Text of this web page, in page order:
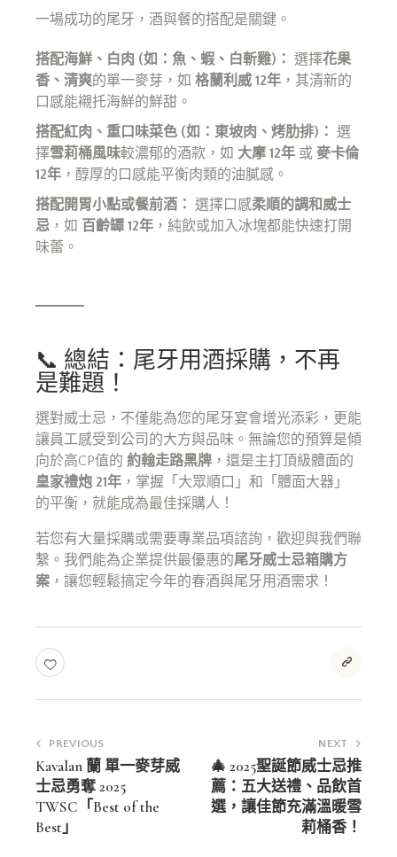
一場成功的尾牙，酒與餐的搭配是關鍵。
搭配海鮮、白肉 (如：魚、蝦、白斬雞)： 選擇花果
香、清爽的單一麥芽，如 格蘭利威 12年 ，其清新的
口感能襯托海鮮的鮮甜。
搭配紅肉、重口味菜色 (如：東坡肉、烤肋排)： 選
擇雪莉桶風味較濃郁的酒款，如 大摩 12年 或 麥卡倫
12年 ，醇厚的口感能平衡肉類的油膩感。
搭配開胃小點或餐前酒： 選擇口感柔順的調和威士
忌 ，如 百齡罈 12年 ，純飲或加入冰塊都能快速打開
味蕾。
📞 總結：尾牙用酒採購，不再
是難題！
選對威士忌，不僅能為您的尾牙宴會增光添彩，更能
讓員工感受到公司的大方與品味。無論您的預算是傾
向於高CP值的 約翰走路黑牌 ，還是主打頂級體面的
皇家禮炮 21年 ，掌握「大眾順口」和「體面大器」
的平衡，就能成為最佳採購人！
若您有大量採購或需要專業品項諮詢，歡迎與我們聯
繫。我們能為企業提供最優惠的尾牙威士忌箱購方
案 ，讓您輕鬆搞定今年的春酒與尾牙用酒需求！
文
章
導
覽
PREVIOUS
Kavalan 蘭 單一麥芽威
士忌勇奪 2025
TWSC「Best of the
Best」
NEXT
🎄 2025聖誕節威士忌推
薦：五大送禮、品飲首
選，讓佳節充滿溫暖雪
莉桶香！